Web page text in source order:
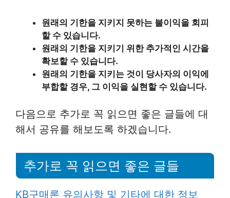
원래의 기한을 지키지 못하는 불이익을 회피
할 수 있습니다.
원래의 기한을 지키기 위한 추가적인 시간을
확보할 수 있습니다.
원래의 기한을 지키는 것이 당사자의 이익에
부합할 경우, 그 이익을 실현할 수 있습니다.
다음으로 추가로 꼭 읽으면 좋은 글들에 대
해서 공유를 해보도록 하겠습니다.
추가로 꼭 읽으면 좋은 글들
KB구매론 유의사항 및 기타에 대한 정보